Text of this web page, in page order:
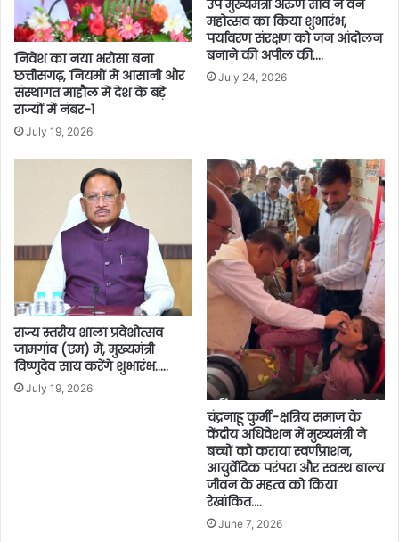
निवेश का नया भरोसा बना
छत्तीसगढ़, नियमों में आसानी और
संस्थागत माहौल में देश के बड़े
राज्यों में नंबर-1
July 19, 2026
उप मुख्यमंत्री अरुण साव ने वन
महोत्सव का किया शुभारंभ,
पर्यावरण संरक्षण को जन आंदोलन
बनाने की अपील की….
July 24, 2026
राज्य स्तरीय शाला प्रवेशोत्सव
जामगांव (एम) में, मुख्यमंत्री
विष्णुदेव साय करेंगे शुभारंभ…..
July 19, 2026
चंद्रनाहू कुर्मी-क्षत्रिय समाज के
केंद्रीय अधिवेशन में मुख्यमंत्री ने
बच्चों को कराया स्वर्णप्राशन,
आयुर्वेदिक परंपरा और स्वस्थ बाल्य
जीवन के महत्व को किया
रेखांकित….
June 7, 2026